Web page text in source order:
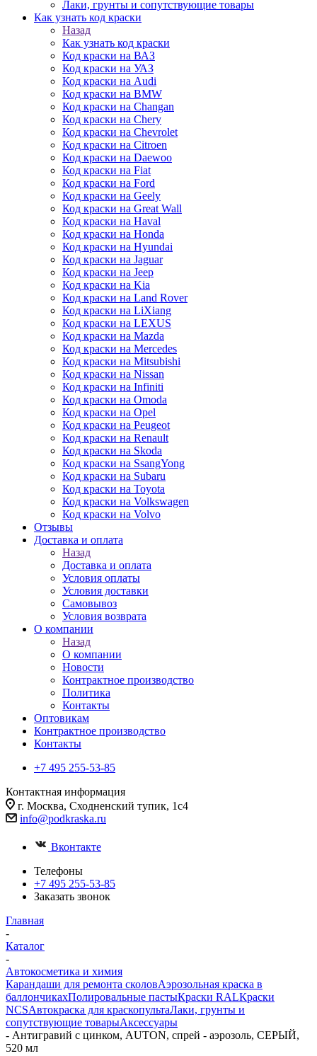
Лаки, грунты и сопутствующие товары
Как узнать код краски
Назад
Как узнать код краски
Код краски на ВАЗ
Код краски на УАЗ
Код краски на Audi
Код краски на BMW
Код краски на Changan
Код краски на Chery
Код краски на Chevrolet
Код краски на Citroen
Код краски на Daewoo
Код краски на Fiat
Код краски на Ford
Код краски на Geely
Код краски на Great Wall
Код краски на Haval
Код краски на Honda
Код краски на Hyundai
Код краски на Jaguar
Код краски на Jeep
Код краски на Kia
Код краски на Land Rover
Код краски на LiXiang
Код краски на LEXUS
Код краски на Mazda
Код краски на Mercedes
Код краски на Mitsubishi
Код краски на Nissan
Код краски на Infiniti
Код краски на Omoda
Код краски на Opel
Код краски на Peugeot
Код краски на Renault
Код краски на Skoda
Код краски на SsangYong
Код краски на Subaru
Код краски на Toyota
Код краски на Volkswagen
Код краски на Volvo
Отзывы
Доставка и оплата
Назад
Доставка и оплата
Условия оплаты
Условия доставки
Самовывоз
Условия возврата
О компании
Назад
О компании
Новости
Контрактное производство
Политика
Контакты
Оптовикам
Контрактное производство
Контакты
+7 495 255-53-85
Контактная информация
г. Москва, Сходненский тупик, 1с4
info@podkraska.ru
Вконтакте
Телефоны
+7 495 255-53-85
Заказать звонок
Главная
-
Каталог
-
Автокосметика и химия
Карандаши для ремонта сколовАэрозольная краска в
баллончикахПолировальные пастыКраски RALКраски
NCSАвтокраска для краскопультаЛаки, грунты и
сопутствующие товарыАксессуары
- Антигравий с цинком, AUTON, спрей - аэрозоль, СЕРЫЙ,
520 мл